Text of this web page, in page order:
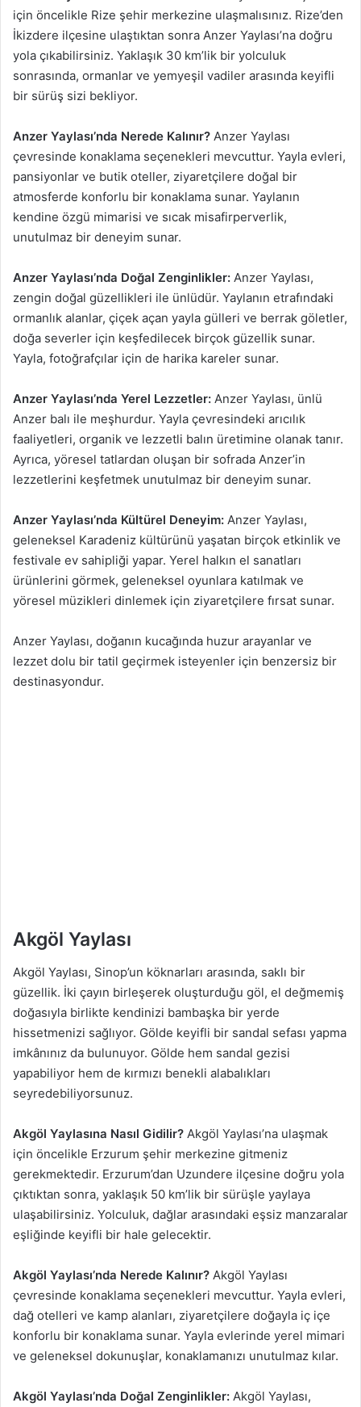
için öncelikle Rize şehir merkezine ulaşmalısınız. Rize’den
İkizdere ilçesine ulaştıktan sonra Anzer Yaylası’na doğru
yola çıkabilirsiniz. Yaklaşık 30 km’lik bir yolculuk
sonrasında, ormanlar ve yemyeşil vadiler arasında keyifli
bir sürüş sizi bekliyor.
Anzer Yaylası’nda Nerede Kalınır? Anzer Yaylası
çevresinde konaklama seçenekleri mevcuttur. Yayla evleri,
pansiyonlar ve butik oteller, ziyaretçilere doğal bir
atmosferde konforlu bir konaklama sunar. Yaylanın
kendine özgü mimarisi ve sıcak misafirperverlik,
unutulmaz bir deneyim sunar.
Anzer Yaylası’nda Doğal Zenginlikler: Anzer Yaylası,
zengin doğal güzellikleri ile ünlüdür. Yaylanın etrafındaki
ormanlık alanlar, çiçek açan yayla gülleri ve berrak göletler,
doğa severler için keşfedilecek birçok güzellik sunar.
Yayla, fotoğrafçılar için de harika kareler sunar.
Anzer Yaylası’nda Yerel Lezzetler: Anzer Yaylası, ünlü
Anzer balı ile meşhurdur. Yayla çevresindeki arıcılık
faaliyetleri, organik ve lezzetli balın üretimine olanak tanır.
Ayrıca, yöresel tatlardan oluşan bir sofrada Anzer’in
lezzetlerini keşfetmek unutulmaz bir deneyim sunar.
Anzer Yaylası’nda Kültürel Deneyim: Anzer Yaylası,
geleneksel Karadeniz kültürünü yaşatan birçok etkinlik ve
festivale ev sahipliği yapar. Yerel halkın el sanatları
ürünlerini görmek, geleneksel oyunlara katılmak ve
yöresel müzikleri dinlemek için ziyaretçilere fırsat sunar.
Anzer Yaylası, doğanın kucağında huzur arayanlar ve
lezzet dolu bir tatil geçirmek isteyenler için benzersiz bir
destinasyondur.
Akgöl Yaylası
Akgöl Yaylası, Sinop’un köknarları arasında, saklı bir
güzellik. İki çayın birleşerek oluşturduğu göl, el değmemiş
doğasıyla birlikte kendinizi bambaşka bir yerde
hissetmenizi sağlıyor. Gölde keyifli bir sandal sefası yapma
imkânınız da bulunuyor. Gölde hem sandal gezisi
yapabiliyor hem de kırmızı benekli alabalıkları
seyredebiliyorsunuz.
Akgöl Yaylasına Nasıl Gidilir? Akgöl Yaylası’na ulaşmak
için öncelikle Erzurum şehir merkezine gitmeniz
gerekmektedir. Erzurum’dan Uzundere ilçesine doğru yola
çıktıktan sonra, yaklaşık 50 km’lik bir sürüşle yaylaya
ulaşabilirsiniz. Yolculuk, dağlar arasındaki eşsiz manzaralar
eşliğinde keyifli bir hale gelecektir.
Akgöl Yaylası’nda Nerede Kalınır? Akgöl Yaylası
çevresinde konaklama seçenekleri mevcuttur. Yayla evleri,
dağ otelleri ve kamp alanları, ziyaretçilere doğayla iç içe
konforlu bir konaklama sunar. Yayla evlerinde yerel mimari
ve geleneksel dokunuşlar, konaklamanızı unutulmaz kılar.
Akgöl Yaylası’nda Doğal Zenginlikler: Akgöl Yaylası,